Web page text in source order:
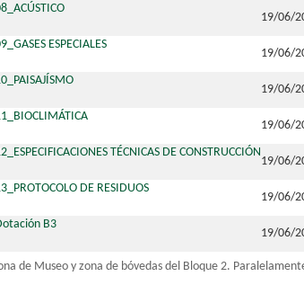
19/06/
ESPECIALES
19/06/
19/06/
19/06/
TÉCNICAS DE CONSTRUCCIÓN
19/06/
DE RESIDUOS
19/06/
B3
19/06/
de Museo y zona de bóvedas del Bloque 2.